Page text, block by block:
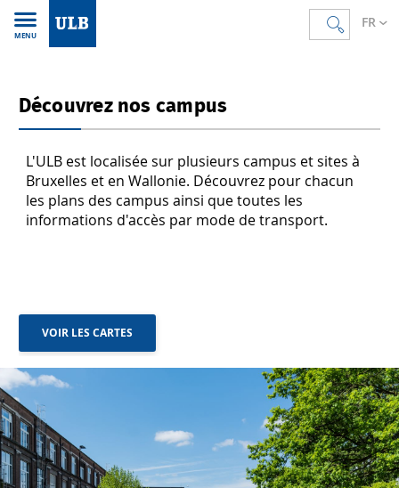
FR
MENU
Découvrez nos campus
L'ULB est localisée sur plusieurs campus et sites à
Bruxelles et en Wallonie. Découvrez pour chacun
les plans des campus ainsi que toutes les
informations d'accès par mode de transport.
VOIR LES CARTES